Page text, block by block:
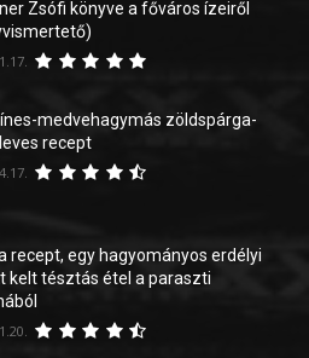
Zsófi könyve a főváros ízeiről
medvehagymás zöldspárga-
recept
recept, egy hagyományos erdélyi
kelt tésztás étel a paraszti